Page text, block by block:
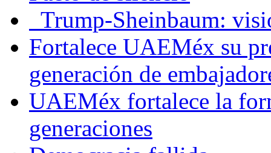
Trump-Sheinbaum:
Fortalece UAEMéx su
generación de
UAEMéx fortalece la
generaciones